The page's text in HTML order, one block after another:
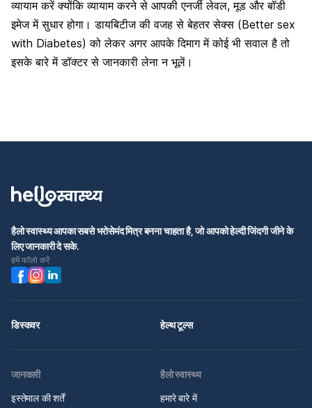
व्यायाम करें क्योंकि व्यायाम करने से आपकीएनर्जी लेवल, मूड और बॉडी
इमेज में सुधार होगा । डायबिटीज की वजह से बेहतर सेक्स (Better sex
with Diabetes) को लेकर अगर आपके दिमाग में कोई भी सवाल है तो
इसके बारे में डॉक्टर से जानकारी लेना न भूलें।
हैलो स्वास्थ्य आपका सबसे भरोसेमंद मित्र बनना चाहता है, जो आपको हेल्दी जिंदगी जीने के
लिए जानकारी दे सके.
हमें फॉलो करें
डिस्कवर हेल्थ टूल्स
जानकारी
इस्तेमाल की शर्तें
हैलो स्वास्थ्य
हमारे बारे में